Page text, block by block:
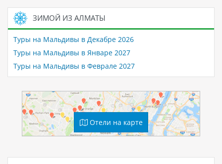
ЗИМОЙ ИЗ АЛМАТЫ
Туры на Мальдивы в Декабре 2026
Туры на Мальдивы в Январе 2027
Туры на Мальдивы в Феврале 2027
Отели на карте